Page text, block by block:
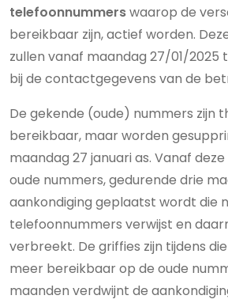
telefoonnummerswaarop de
bereikbaar zijn, actief worden.
zullen vanaf maandag 27/01/2025
bij de contactgegevens van de
De gekende (oude) nummers zijn
bereikbaar, maar worden
maandag 27 januari as. Vanaf
oude nummers, gedurende drie
aankondiging geplaatst wordt die
telefoonnummers verwijst en
verbreekt. De griffies zijn tijdens
meer bereikbaar op de oude
maanden verdwijnt de